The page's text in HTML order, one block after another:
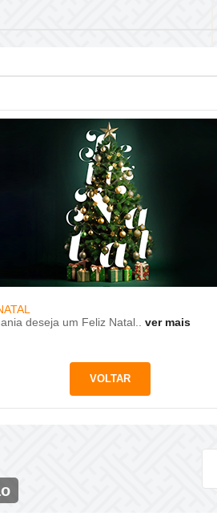
deseja um Feliz Natal..
ver mais